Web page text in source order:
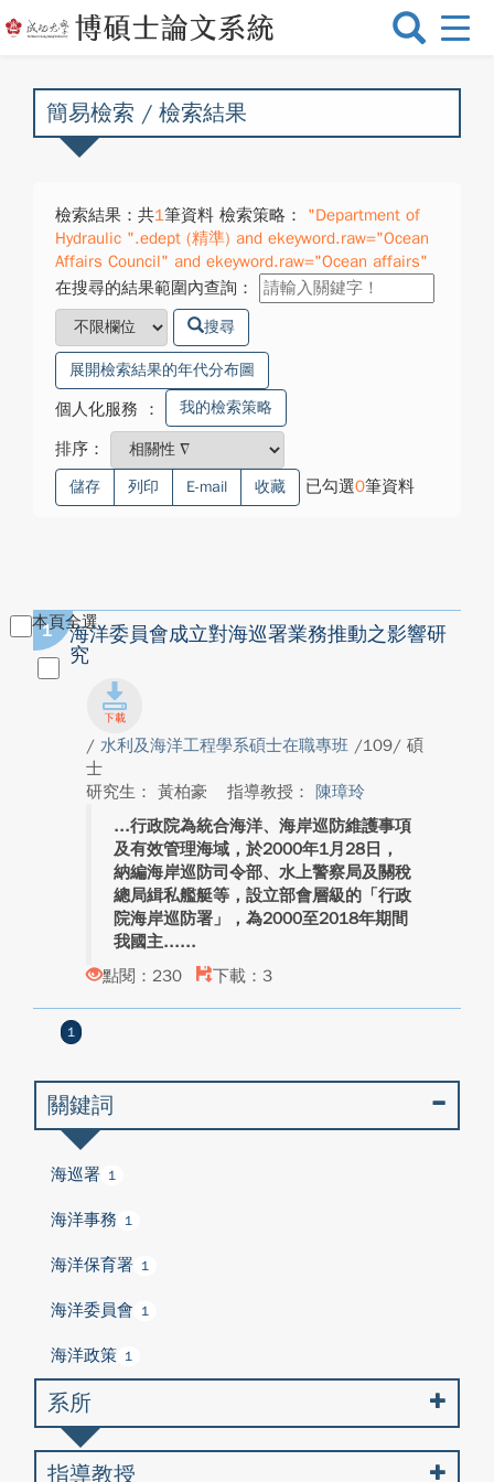
選
換
簡易檢索 / 檢索結果
檢索結果：共1筆資料 檢索策略：
"Department of
Hydraulic ".edept (精準) and ekeyword.raw="Ocean
Affairs Council" and ekeyword.raw="Ocean affairs"
在搜尋的結果範圍內查詢：
搜尋
展開檢索結果的年代分布圖
個人化服務 ： 我的檢索策略
排序：
儲存 列印 E-mail 收藏 已勾選0筆資料
本頁全選
1
海洋委員會成立對海巡署業務推動之影響研
究
/ 水利及海洋工程學系碩士在職專班 /109/ 碩
士
研究生： 黃柏豪
指導教授： 陳璋玲
行政院為統合海洋、海岸巡防維護事項
及有效管理海域，於2000年1月28日，
納編海岸巡防司令部、水上警察局及關稅
總局緝私艦艇等，設立部會層級的「行政
院海岸巡防署」，為2000至2018年期間
我國主...
點閱：230
下載：3
1
關鍵詞
海巡署 1
海洋事務 1
海洋保育署 1
海洋委員會 1
海洋政策 1
系所
指導教授